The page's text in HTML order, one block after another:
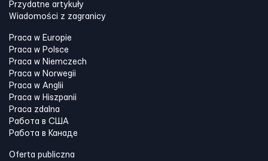
Przydatne artykuły
Wiadomości z zagranicy
Praca w Europie
Praca w Polsce
Praca w Niemczech
Praca w Norwegii
Praca w Anglii
Praca w Hiszpanii
Praca zdalna
Работа в США
Работа в Канадe
Oferta publiczna